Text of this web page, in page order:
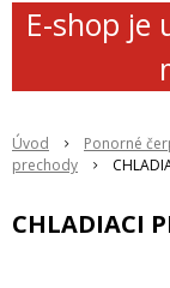
E-shop je
Úvod Ponorné
prechody
CHLADIACI